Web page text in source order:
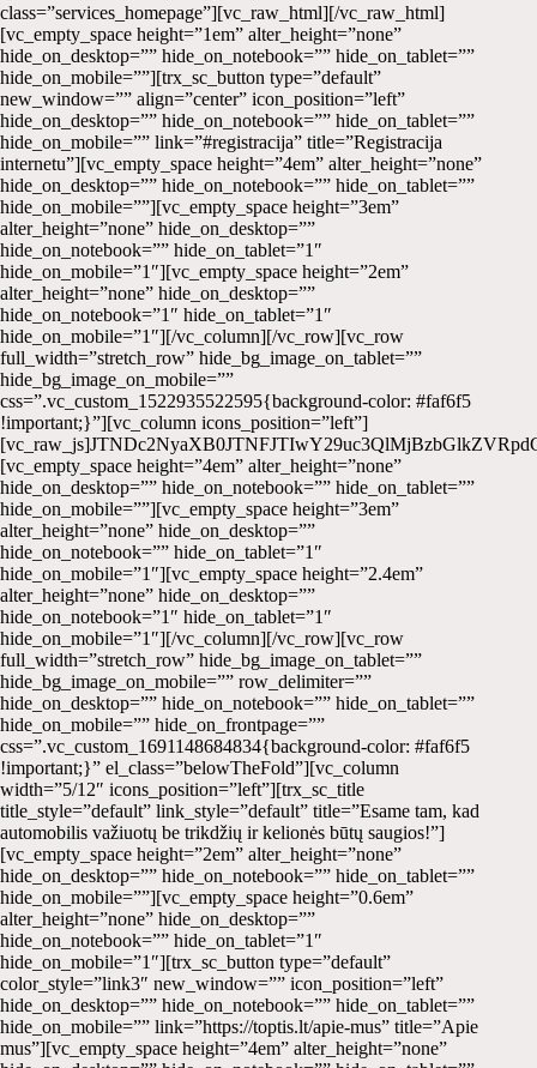
class=”services_homepage”][vc_raw_html][/vc_raw_html]
[vc_empty_space height=”1em” alter_height=”none”
hide_on_desktop=”” hide_on_notebook=”” hide_on_tablet=””
hide_on_mobile=””][trx_sc_button type=”default”
new_window=”” align=”center” icon_position=”left”
hide_on_desktop=”” hide_on_notebook=”” hide_on_tablet=””
hide_on_mobile=”” link=”#registracija” title=”Registracija
internetu”][vc_empty_space height=”4em” alter_height=”none”
hide_on_desktop=”” hide_on_notebook=”” hide_on_tablet=””
hide_on_mobile=””][vc_empty_space height=”3em”
alter_height=”none” hide_on_desktop=””
hide_on_notebook=”” hide_on_tablet=”1″
hide_on_mobile=”1″][vc_empty_space height=”2em”
alter_height=”none” hide_on_desktop=””
hide_on_notebook=”1″ hide_on_tablet=”1″
hide_on_mobile=”1″][/vc_column][/vc_row][vc_row
full_width=”stretch_row” hide_bg_image_on_tablet=””
hide_bg_image_on_mobile=””
css=”.vc_custom_1522935522595{background-color: #faf6f5
!important;}”][vc_column icons_position=”left”]
[vc_empty_space height=”4em” alter_height=”none”
hide_on_desktop=”” hide_on_notebook=”” hide_on_tablet=””
hide_on_mobile=””][vc_empty_space height=”3em”
alter_height=”none” hide_on_desktop=””
hide_on_notebook=”” hide_on_tablet=”1″
hide_on_mobile=”1″][vc_empty_space height=”2.4em”
alter_height=”none” hide_on_desktop=””
hide_on_notebook=”1″ hide_on_tablet=”1″
hide_on_mobile=”1″][/vc_column][/vc_row][vc_row
full_width=”stretch_row” hide_bg_image_on_tablet=””
hide_bg_image_on_mobile=”” row_delimiter=””
hide_on_desktop=”” hide_on_notebook=”” hide_on_tablet=””
hide_on_mobile=”” hide_on_frontpage=””
css=”.vc_custom_1691148684834{background-color: #faf6f5
!important;}” el_class=”belowTheFold”][vc_column
width=”5/12″ icons_position=”left”][trx_sc_title
title_style=”default” link_style=”default” title=”Esame tam, kad
automobilis važiuotų be trikdžių ir kelionės būtų saugios!”]
[vc_empty_space height=”2em” alter_height=”none”
hide_on_desktop=”” hide_on_notebook=”” hide_on_tablet=””
hide_on_mobile=””][vc_empty_space height=”0.6em”
alter_height=”none” hide_on_desktop=””
hide_on_notebook=”” hide_on_tablet=”1″
hide_on_mobile=”1″][trx_sc_button type=”default”
color_style=”link3″ new_window=”” icon_position=”left”
hide_on_desktop=”” hide_on_notebook=”” hide_on_tablet=””
hide_on_mobile=”” link=”https://toptis.lt/apie-mus” title=”Apie
mus”][vc_empty_space height=”4em” alter_height=”none”